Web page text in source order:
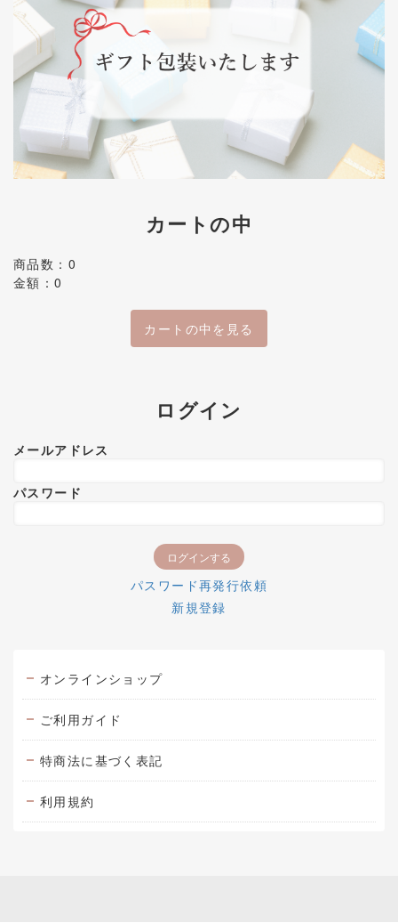
カートの中
商品数：0
金額：0
カートの中を見る
ログイン
メールアドレス
パスワード
パスワード再発行依頼
新規登録
オンラインショップ
ご利用ガイド
特商法に基づく表記
利用規約